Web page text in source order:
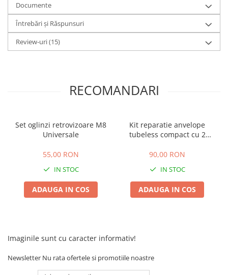
Ztech
PIESE DE SCHIMB
Acceleratii
Acumulatori
Camere
Controllere
Incarcatoare 24V
Incarcatoare 36V
Incarcatoare 48V
Kit Conversie
Documente
Întrebări și Răspunsuri
Review-uri(15)
RECOMANDARI
Set oglinzi retrovizoare M8
Universale
55,00 RON
IN STOC
ADAUGA IN COS
Kit reparatie anvelope
tubeless compact cu 2
90,00 RON
IN STOC
ADAUGA IN COS
Imaginile sunt cu caracter informativ!
Newsletter Nu rata ofertele si promotiile noastre